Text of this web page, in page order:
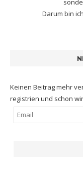
Darum bin
Keinen Beitrag mehr
registrien und schon